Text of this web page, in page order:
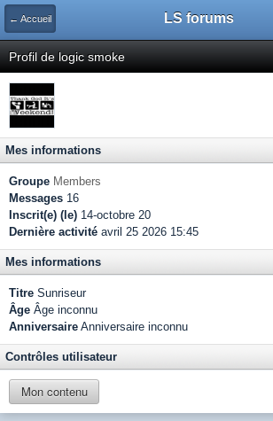
← Accueil LS forums
Profil de logic smoke
Mes informations
Groupe Members
Messages 16
Inscrit(e) (le) 14-octobre 20
Dernière activité avril 25 2026 15:45
Mes informations
Titre Sunriseur
Âge Âge inconnu
Anniversaire Anniversaire inconnu
Contrôles utilisateur
Mon contenu